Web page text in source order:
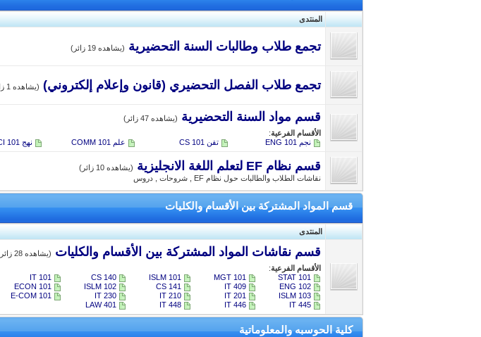
المنتدى
تجمع طلاب وطالبات السنة التحضيرية (يشاهده 19 زائر)
تجمع طلاب الفصل التحضيري (قانون وإعلام إلكتروني) (يشاهده 1 زائر)
قسم مواد السنة التحضيرية (يشاهده 47 زائر)
الأقسام الفرعية:
نجم ENG 101
تقن CS 101 علم COMM 101 نهج CI 101
قسم نظام EF لتعلم اللغة الانجليزية
(يشاهده 10 زائر)
نقاشات الطلاب والطالبات حول نظام EF , شروحات , دروس
قسم المواد المشتركة بين الأقسام والكليات
المنتدى
قسم نقاشات المواد المشتركة بين الأقسام والكليات (يشاهده 28 زائر)
الأقسام الفرعية:
STAT 101
MGT 101
ISLM 101
CS 140
IT 101
ENG 102
IT 409
CS 141
ISLM 102
ECON 101
ISLM 103
IT 201
IT 210
IT 230
E-COM 101
IT 445​
​IT 446
​IT 448
LAW 401
كلية الحوسبه والمعلوماتية